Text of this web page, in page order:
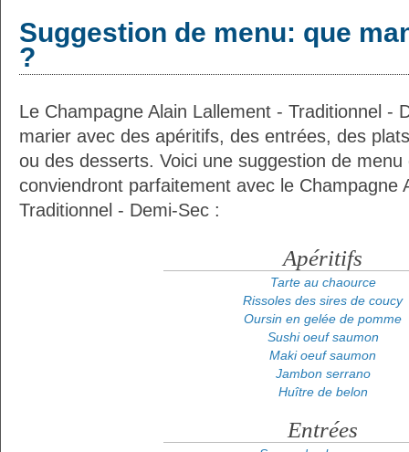
Suggestion de menu: que
?
Le Champagne Alain Lallement - Traditionnel -
marier avec des apéritifs, des entrées, des
ou des desserts. Voici une suggestion de
conviendront parfaitement avec le Champagne
Traditionnel - Demi-Sec :
Apéritifs
Tarte au chaource
Rissoles des sires de coucy
Oursin en gelée de pomme
Sushi oeuf saumon
Maki oeuf saumon
Jambon serrano
Huître de belon
Entrées